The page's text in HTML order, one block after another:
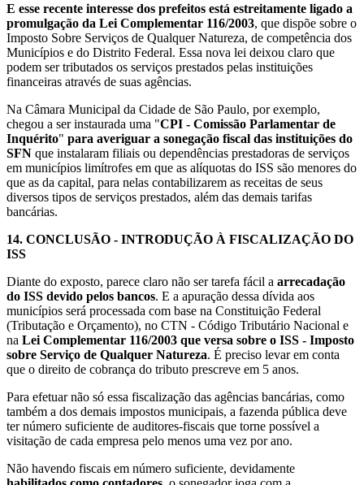
E esse recente interesse dos prefeitos está estreitamente ligado a
promulgação da Lei Complementar 116/2003, que dispõe sobre o
Imposto Sobre Serviços de Qualquer Natureza, de competência dos
Municípios e do Distrito Federal. Essa nova lei deixou claro que
podem ser tributados os serviços prestados pelas instituições
financeiras através de suas agências.
Na Câmara Municipal da Cidade de São Paulo, por exemplo,
chegou a ser instaurada uma "CPI - Comissão Parlamentar de
Inquérito" para averiguar a sonegação fiscal das instituições do
SFN que instalaram filiais ou dependências prestadoras de serviços
em municípios limítrofes em que as alíquotas do ISS são menores do
que as da capital, para nelas contabilizarem as receitas de seus
diversos tipos de serviços prestados, além das demais tarifas
bancárias.
14. CONCLUSÃO - INTRODUÇÃO À FISCALIZAÇÃO DO
ISS
Diante do exposto, parece claro não ser tarefa fácil a arrecadação
do ISS devido pelos bancos. E a apuração dessa dívida aos
municípios será processada com base na Constituição Federal
(Tributação e Orçamento), no CTN - Código Tributário Nacional e
na Lei Complementar 116/2003 que versa sobre o ISS - Imposto
sobre Serviço de Qualquer Natureza. É preciso levar em conta
que o direito de cobrança do tributo prescreve em 5 anos.
Para efetuar não só essa fiscalização das agências bancárias, como
também a dos demais impostos municipais, a fazenda pública deve
ter número suficiente de auditores-fiscais que torne possível a
visitação de cada empresa pelo menos uma vez por ano.
Não havendo fiscais em número suficiente, devidamente